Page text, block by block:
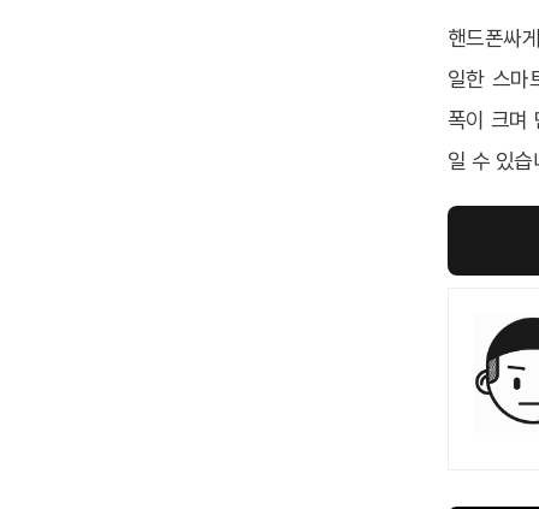
핸드폰싸
일한 스마
폭이 크며
일 수 있습